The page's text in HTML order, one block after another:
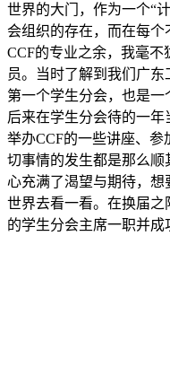
世界的大门，作为一个“
会组织的存在，而在每
CCF的专业之余，我毫不
员。当时了解到我们广
第一个学生分会，也是一
后来在学生分会待的一年
举办CCF的一些讲座、参
切事情的发生都是那么
心充满了渴望与期待，
世界去看一看。在换届之
的学生分会主席一职并成